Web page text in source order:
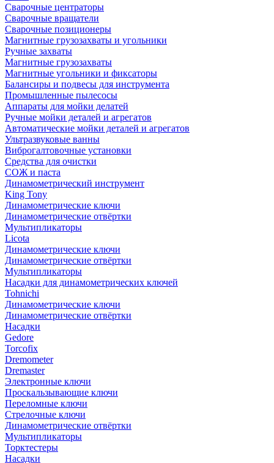
Сварочные центраторы
Сварочные вращатели
Сварочные позиционеры
Магнитные грузозахваты и угольники
Ручные захваты
Магнитные грузозахваты
Магнитные угольники и фиксаторы
Балансиры и подвесы для инструмента
Промышленные пылесосы
Аппараты для мойки делатей
Ручные мойки деталей и агрегатов
Автоматические мойки деталей и агрегатов
Ультразвуковые ванны
Виброгалтовочные установки
Средства для очистки
СОЖ и паста
Динамометрический инструмент
King Tony
Динамометрические ключи
Динамометрические отвёртки
Мультипликаторы
Licota
Динамометрические ключи
Динамометрические отвёртки
Мультипликаторы
Насадки для динамометрических ключей
Tohnichi
Динамометрические ключи
Динамометрические отвёртки
Насадки
Gedore
Torcofix
Dremometer
Dremaster
Электронные ключи
Проскальзывающие ключи
Переломные ключи
Стрелочные ключи
Динамометрические отвёртки
Мультипликаторы
Торктестеры
Насадки